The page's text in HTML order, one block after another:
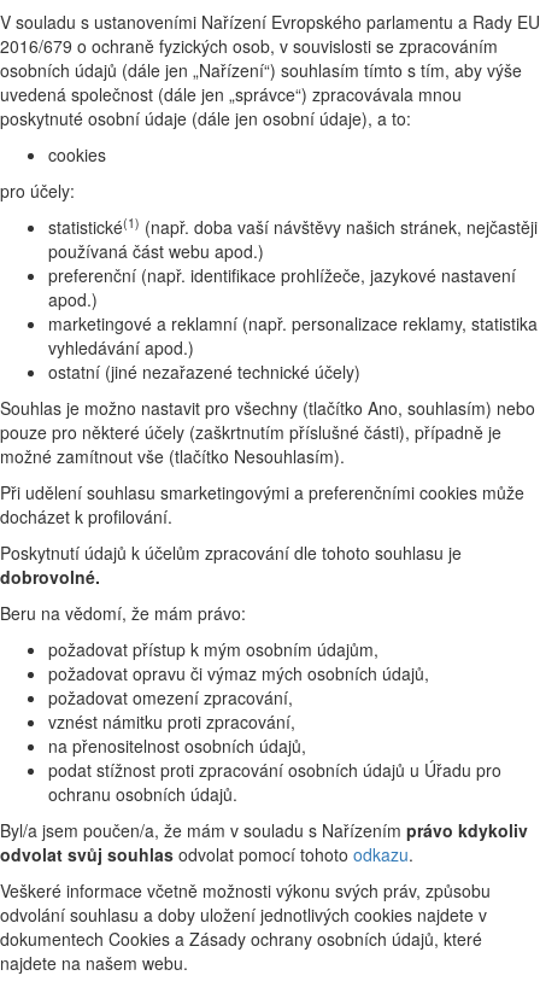
V souladu s ustanoveními Nařízení Evropského parlamentu a Rady EU
2016/679 o ochraně fyzických osob, v souvislosti se zpracováním
osobních údajů (dále jen „Nařízení“) souhlasím tímto s tím, aby výše
uvedená společnost (dále jen „správce“) zpracovávala mnou
poskytnuté osobní údaje (dále jen osobní údaje), a to:
cookies
pro účely:
statistické(1) (např. doba vaší návštěvy našich stránek, nejčastěji
používaná část webu apod.)
preferenční (např. identifikace prohlížeče, jazykové nastavení
apod.)
marketingové a reklamní (např. personalizace reklamy, statistika
vyhledávání apod.)
ostatní (jiné nezařazené technické účely)
Souhlas je možno nastavit pro všechny (tlačítko Ano, souhlasím) nebo
pouze pro některé účely (zaškrtnutím příslušné části), případně je
možné zamítnout vše (tlačítko Nesouhlasím).
Při udělení souhlasu smarketingovými a preferenčními cookies může
docházet k profilování.
Poskytnutí údajů k účelům zpracování dle tohoto souhlasu je
dobrovolné.
Beru na vědomí, že mám právo:
požadovat přístup k mým osobním údajům,
požadovat opravu či výmaz mých osobních údajů,
požadovat omezení zpracování,
vznést námitku proti zpracování,
na přenositelnost osobních údajů,
podat stížnost proti zpracování osobních údajů u Úřadu pro
ochranu osobních údajů.
Byl/a jsem poučen/a, že mám v souladu s Nařízením právo kdykoliv
odvolat svůj souhlas odvolat pomocí tohoto odkazu.
Veškeré informace včetně možnosti výkonu svých práv, způsobu
odvolání souhlasu a doby uložení jednotlivých cookies najdete v
dokumentech Cookies a Zásady ochrany osobních údajů, které
najdete na našem webu.